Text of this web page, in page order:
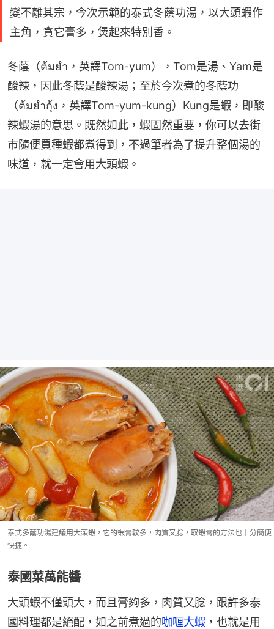
變不離其宗，今次示範的泰式冬蔭功湯，以大頭蝦作
主角，貪它膏多，煲起來特別香。
冬蔭（ต้มยำ，英譯Tom-yum），Tom是湯、Yam是
酸辣，因此冬蔭是酸辣湯；至於今次煮的冬蔭功
（ต้มยำกุ้ง，英譯Tom-yum-kung）Kung是蝦，即酸
辣蝦湯的意思。既然如此，蝦固然重要，你可以去街
市隨便買種蝦都煮得到，不過筆者為了提升整個湯的
味道，就一定會用大頭蝦。
泰式多蔭功湯建議用大頭蝦，它的蝦膏較多，肉質又腍，取蝦膏的方法也十分簡便
快捷。
泰國菜萬能醬
大頭蝦不僅頭大，而且膏夠多，肉質又腍，跟許多泰
國料理都是絕配，如之前煮過的咖喱大蝦 ，也就是用